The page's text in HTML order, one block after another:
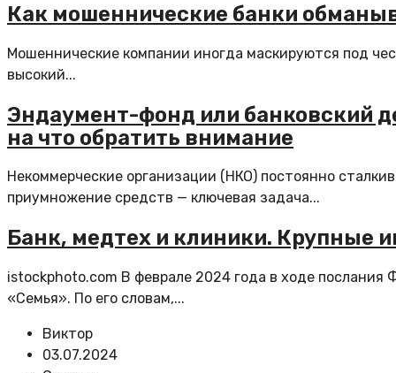
Как мошеннические банки
Мошеннические компании иногда маскируются под
высокий...
Эндаумент-фонд или банковский
на что обратить внимание
Некоммерческие организации (НКО) постоянно
приумножение средств — ключевая задача...
Банк, медтех и клиники. Крупные
istockphoto.com В феврале 2024 года в ходе послания
«Семья». По его словам,...
Виктор
03.07.2024